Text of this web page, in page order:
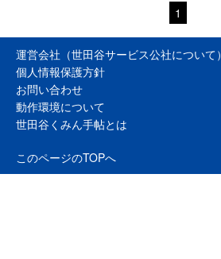
1
運営会社（世田谷サービス公社について）
個人情報保護方針
お問い合わせ
動作環境について
世田谷くみん手帖とは
このページのTOPへ